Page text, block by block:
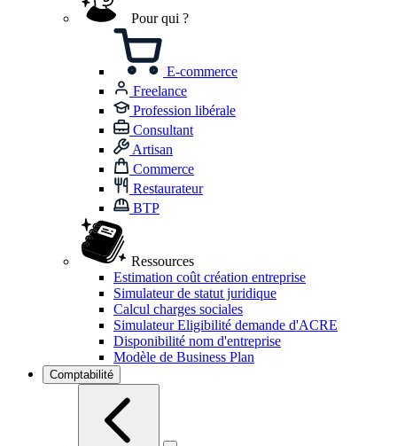
Pour qui ?
E-commerce
Freelance
Profession libérale
Consultant
Artisan
Commerce
Restaurateur
BTP
Ressources
Estimation coût création entreprise
Simulateur de statut juridique
Calcul charges sociales
Simulateur Eligibilité demande d'ACRE
Disponibilité nom d'entreprise
Modèle de Business Plan
Comptabilité